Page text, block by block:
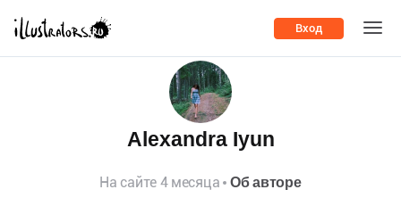
Вход
Alexandra Iyun
На сайте 4 месяца Об авторе